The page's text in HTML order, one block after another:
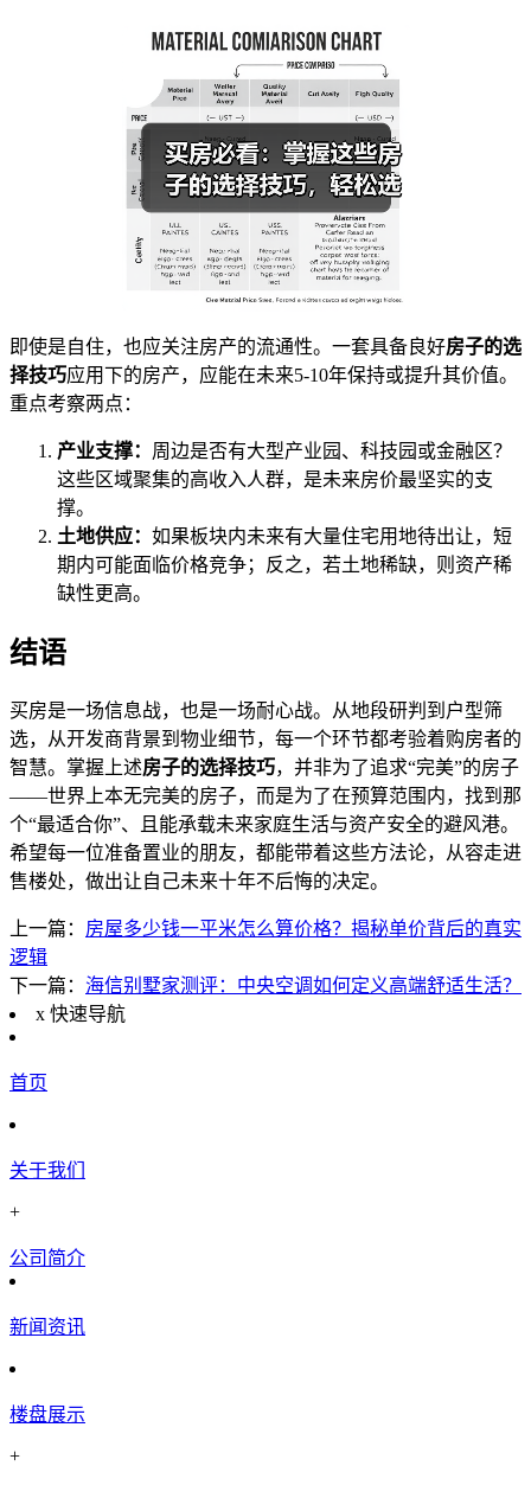
即使是自住，也应关注房产的流通性。一套具备良好房子的选
择技巧应用下的房产，应能在未来5-10年保持或提升其价值。
重点考察两点：
产业支撑： 周边是否有大型产业园、科技园或金融区？
这些区域聚集的高收入人群，是未来房价最坚实的支
撑。
土地供应： 如果板块内未来有大量住宅用地待出让，短
期内可能面临价格竞争；反之，若土地稀缺，则资产稀
缺性更高。
结语
买房是一场信息战，也是一场耐心战。从地段研判到户型筛
选，从开发商背景到物业细节，每一个环节都考验着购房者的
智慧。掌握上述房子的选择技巧，并非为了追求“完美”的房子
——世界上本无完美的房子，而是为了在预算范围内，找到那
个“最适合你”、且能承载未来家庭生活与资产安全的避风港。
希望每一位准备置业的朋友，都能带着这些方法论，从容走进
售楼处，做出让自己未来十年不后悔的决定。
上一篇： 房屋多少钱一平米怎么算价格？揭秘单价背后的真实
逻辑
下一篇： 海信别墅家测评：中央空调如何定义高端舒适生活？
x 快速导航
首页
关于我们
+
公司简介
新闻资讯
楼盘展示
+